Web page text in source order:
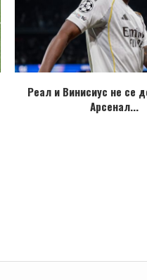
Реал и Винисиус не се
Арсенал...